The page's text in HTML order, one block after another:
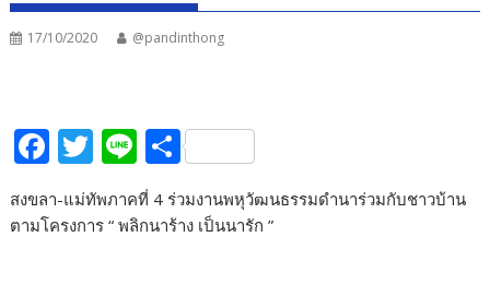
17/10/2020 @pandinthong
F
ac
e
T
w
itt
Li
n
e
S
ar
สงขลา-แม่ทัพภาคที่ 4 ร่วมงานพหุวัฒนธรรมดำนาร่วมกับชาวบ้าน
ตามโครงการ “ พลิกนาร้าง เป็นนารัก ”